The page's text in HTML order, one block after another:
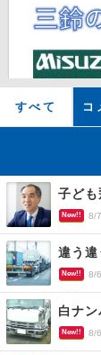
すべて コ
子ど
New!! 8/7
New!! 8/6
New!! 8/6